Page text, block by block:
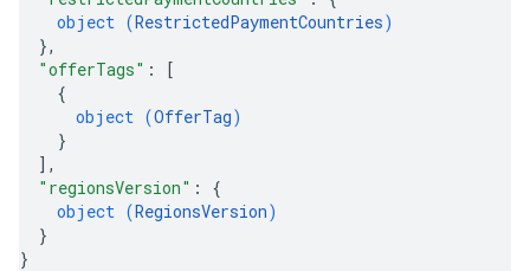
object (RestrictedPaymentCountries)
},
"offerTags" :
[
{
object (OfferTag)
}
] ,
"regionsVersion" : {
object (RegionsVersion)
}
}